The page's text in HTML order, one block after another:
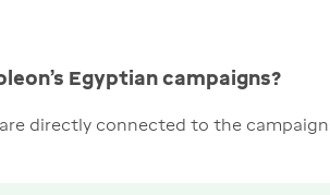
Egyptian campaigns?
directly connected to the